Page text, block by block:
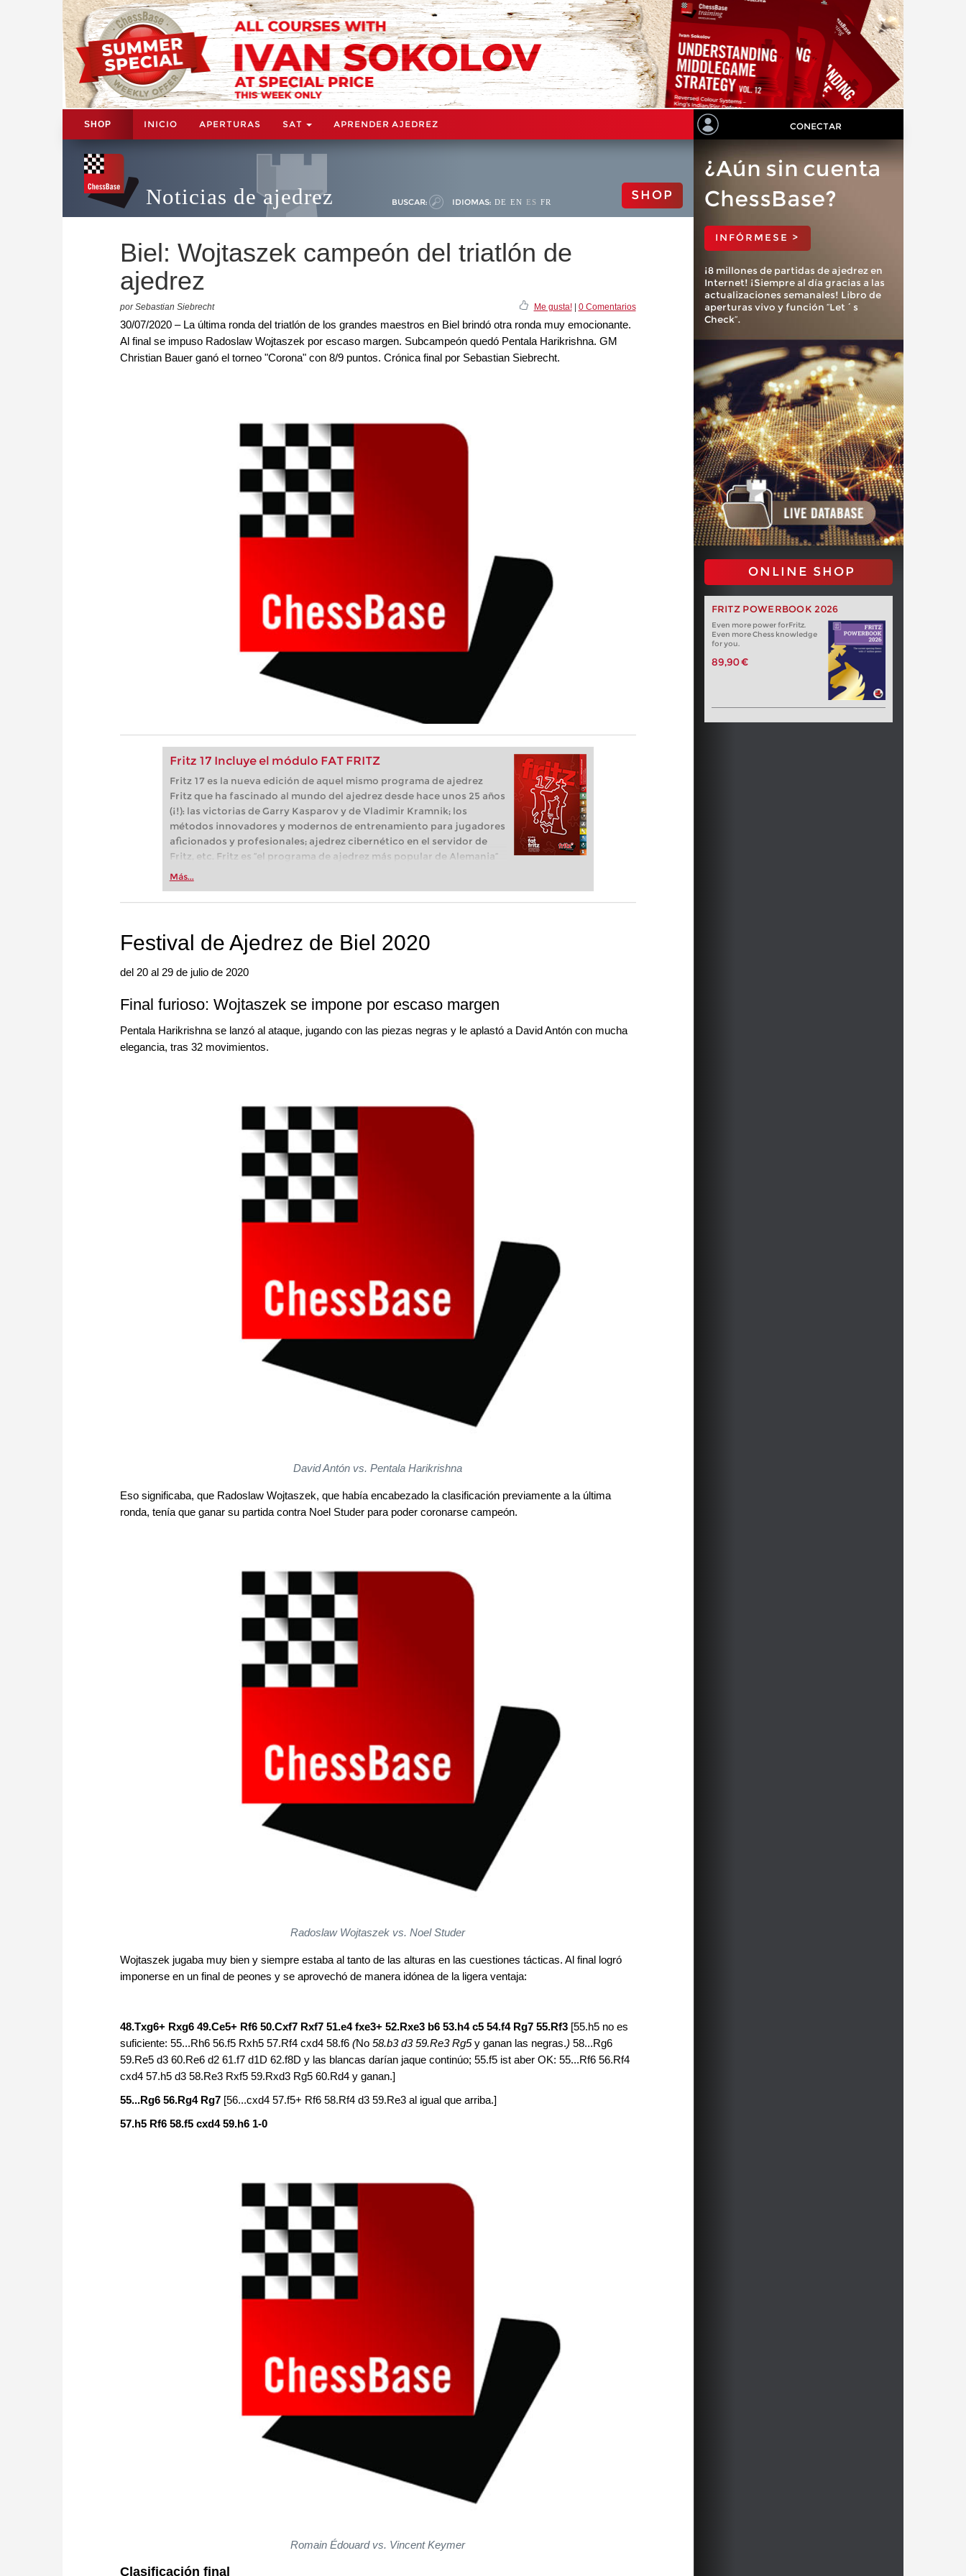
SHOP INICIO APERTURAS SAT APRENDER AJEDREZ CONECTAR
Noticias de ajedrez BUSCAR: IDIOMAS: DE EN ES FR SHOP
Biel: Wojtaszek campeón del triatlón de
ajedrez
por Sebastian Siebrecht Me gusta!| 0 Comentarios
30/07/2020 – La última ronda del triatlón de los grandes maestros en Biel brindó otra ronda muy emocionante.
Al final se impuso Radoslaw Wojtaszek por escaso margen. Subcampeón quedó Pentala Harikrishna. GM
Christian Bauer ganó el torneo "Corona" con 8/9 puntos. Crónica final por Sebastian Siebrecht.
Fritz 17 Incluye el módulo FAT FRITZ
Fritz 17 es la nueva edición de aquel mismo programa de ajedrez
Fritz que ha fascinado al mundo del ajedrez desde hace unos 25 años
(¡!): las victorias de Garry Kasparov y de Vladimir Kramnik; los
métodos innovadores y modernos de entrenamiento para jugadores
aficionados y profesionales; ajedrez cibernético en el servidor de
Fritz, etc. Fritz es “el programa de ajedrez más popular de Alemania”
(Der Spiegel) y ofrece todo lo que necesita el ajedrecista. La novedad
neuronal de inteligencia artificial, "Fat Fritz".
Más...
¿Aún sin cuenta
ChessBase?
INFÓRMESE >
¡8 millones de partidas de ajedrez en
Internet! ¡Siempre al día gracias a las
actualizaciones semanales! Libro de
aperturas vivo y función “Let´s
Check”.
ONLINE SHOP
FRITZ POWERBOOK 2026
Even more power forFritz.
Even more Chess knowledge
for you.
89,90 €
Festival de Ajedrez de Biel 2020
del 20 al 29 de julio de 2020
Final furioso: Wojtaszek se impone por escaso margen
Pentala Harikrishna se lanzó al ataque, jugando con las piezas negras y le aplastó a David Antón con mucha
elegancia, tras 32 movimientos.
David Antón vs. Pentala Harikrishna
Eso significaba, que Radoslaw Wojtaszek, que había encabezado la clasificación previamente a la última
ronda, tenía que ganar su partida contra Noel Studer para poder coronarse campeón.
Radoslaw Wojtaszek vs. Noel Studer
Wojtaszek jugaba muy bien y siempre estaba al tanto de las alturas en las cuestiones tácticas. Al final logró
imponerse en un final de peones y se aprovechó de manera idónea de la ligera ventaja:
48.Txg6+ Rxg6 49.Ce5+ Rf6 50.Cxf7 Rxf7 51.e4 fxe3+ 52.Rxe3 b6 53.h4 c5 54.f4 Rg7 55.Rf3 [55.h5 no es
suficiente: 55...Rh6 56.f5 Rxh5 57.Rf4 cxd4 58.f6 (No 58.b3 d3 59.Re3 Rg5y ganan las negras.) 58...Rg6
59.Re5 d3 60.Re6 d2 61.f7 d1D 62.f8D y las blancas darían jaque continúo; 55.f5 ist aber OK: 55...Rf6 56.Rf4
cxd4 57.h5 d3 58.Re3 Rxf5 59.Rxd3 Rg5 60.Rd4 y ganan.]
55...Rg6 56.Rg4 Rg7 [56...cxd4 57.f5+ Rf6 58.Rf4 d3 59.Re3 al igual que arriba.]
57.h5 Rf6 58.f5 cxd4 59.h6 1-0
Romain Édouard vs. Vincent Keymer
Clasificación final